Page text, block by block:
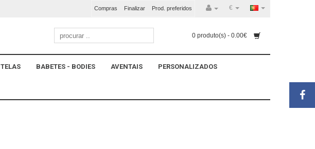
Compras Finalizar Prod. preferidos €
0 produto(s) - 0.00€
TELAS BABETES - BODIES AVENTAIS PERSONALIZADOS